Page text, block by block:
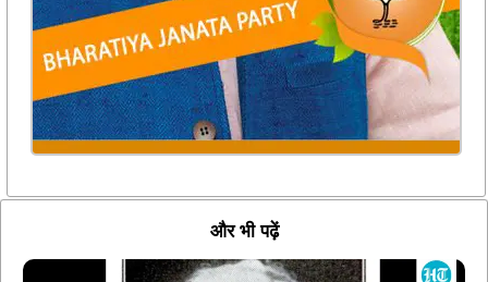
और भी पढ़ें